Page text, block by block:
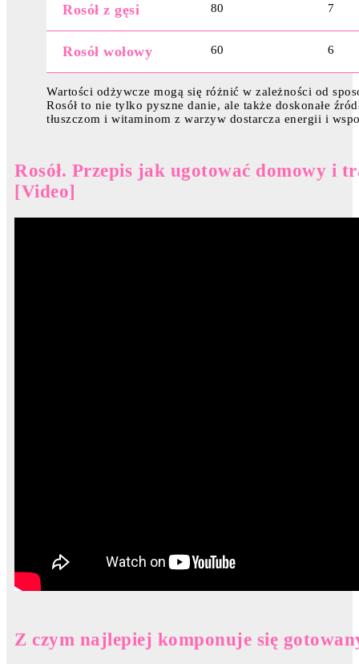
Rosół z gęsi 80 7
Rosół wołowy 60 6
Wartości odżywcze mogą się różnić w zależności od
Rosół to nie tylko pyszne danie, ale także doskonałe
tłuszczom i witaminom z warzyw dostarcza energii i
Rosół. Przepis jak ugotować domowy i
[Video]
Z czym najlepiej komponuje się